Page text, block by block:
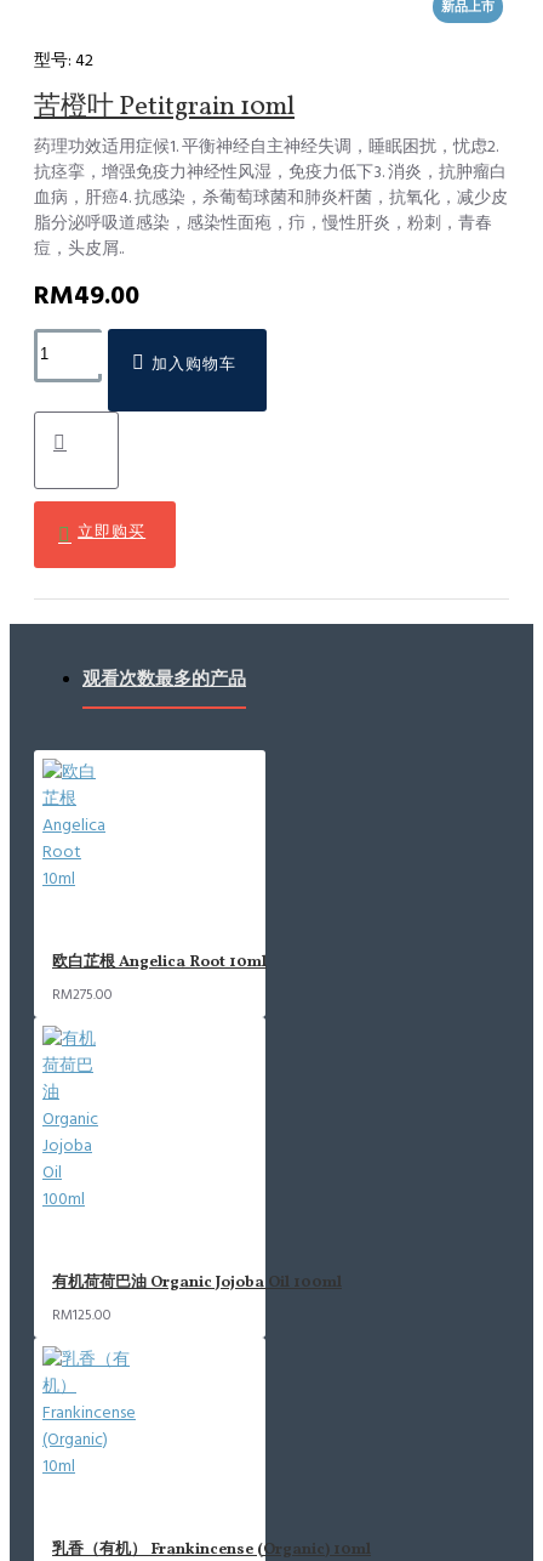
新品上市
型号: 42
苦橙叶 Petitgrain 10ml
药理功效适用症候1. 平衡神经自主神经失调，睡眠困扰，忧虑2.
抗痉挛，增强免疫力神经性风湿，免疫力低下3. 消炎，抗肿瘤白
血病，肝癌4. 抗感染，杀葡萄球菌和肺炎杆菌，抗氧化，减少皮
脂分泌呼吸道感染，感染性面疱，疖，慢性肝炎，粉刺，青春
痘，头皮屑..
RM49.00
加入购物车
立即购买
观看次数最多的产品
欧白芷根 Angelica Root 10ml
RM275.00
有机荷荷巴油 Organic Jojoba Oil 100ml
RM125.00
乳香（有机） Frankincense (Organic) 10ml